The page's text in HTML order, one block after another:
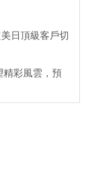
日頂級客戶切
精彩風雲，預